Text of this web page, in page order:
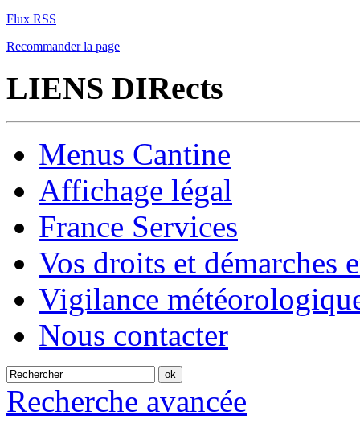
Flux RSS
Recommander la page
LIENS DIRects
Menus Cantine
Affichage légal
France Services
Vos droits et démarches
Vigilance
Nous contacter
Recherche avancée